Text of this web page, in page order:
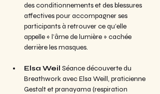
des conditionnements et des blessures
affectives pour accompagner ses
participants à retrouver ce qu’elle
appelle « l’âme de lumière » cachée
derrière les masques.
Elsa Weil Séance découverte du
Breathwork avec Elsa Weill, praticienne
Gestalt et pranayama (respiration